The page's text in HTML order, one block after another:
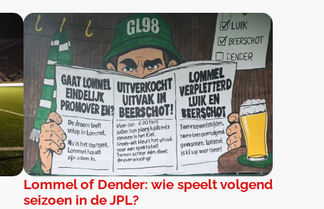
Lommel of Dender: wie speelt volgend
seizoen in de JPL?